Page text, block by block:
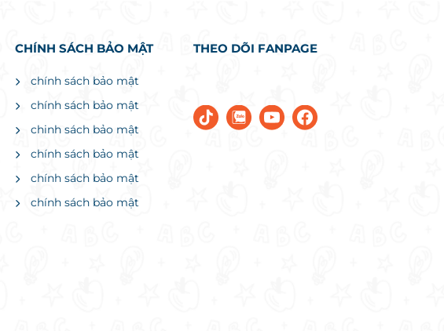
CHÍNH SÁCH BẢO MẬT
chính sách bảo mật
chính sách bảo mật
chinh sách bảo mật
chính sách bảo mật
chính sách bảo mật
chính sách bảo mật
THEO DÕI FANPAGE